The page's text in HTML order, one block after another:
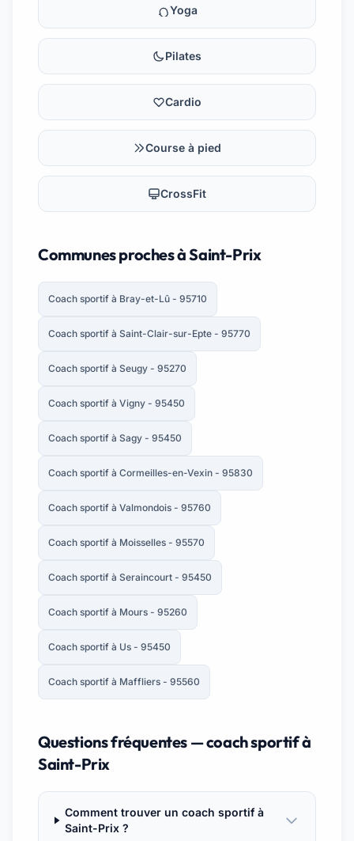
Yoga
Pilates
Cardio
Course à pied
CrossFit
Communes proches à Saint-Prix
Coach sportif à Bray-et-Lû - 95710
Coach sportif à Saint-Clair-sur-Epte - 95770
Coach sportif à Seugy - 95270
Coach sportif à Vigny - 95450
Coach sportif à Sagy - 95450
Coach sportif à Cormeilles-en-Vexin - 95830
Coach sportif à Valmondois - 95760
Coach sportif à Moisselles - 95570
Coach sportif à Seraincourt - 95450
Coach sportif à Mours - 95260
Coach sportif à Us - 95450
Coach sportif à Maffliers - 95560
Questions fréquentes — coach sportif à
Saint-Prix
Comment trouver un coach sportif à
Saint-Prix ?